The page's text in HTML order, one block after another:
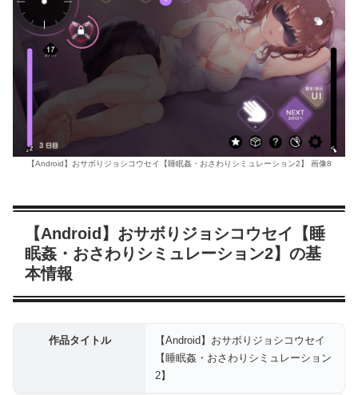
【Android】おサボりジョシコウセイ【睡眠姦・おさわりシミュレーション2】 画像8
【Android】おサボりジョシコウセイ【睡
眠姦・おさわりシミュレーション2】の基
本情報
作品タイトル
【Android】おサボりジョシコウセイ
【睡眠姦・おさわりシミュレーション
2】